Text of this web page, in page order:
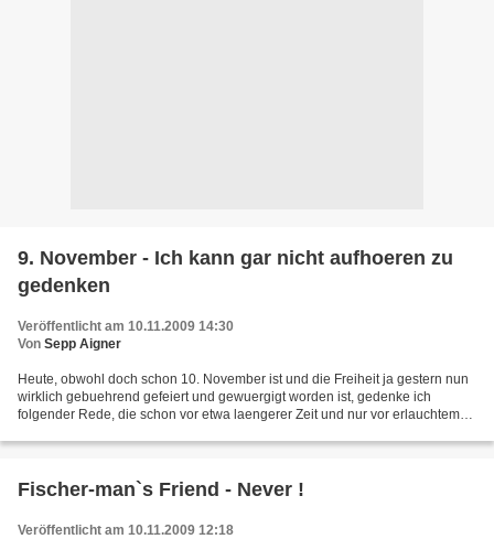
9. November - Ich kann gar nicht aufhoeren zu
gedenken
Veröffentlicht am 10.11.2009 14:30
Von Sepp Aigner
Heute, obwohl doch schon 10. November ist und die Freiheit ja gestern nun
wirklich gebuehrend gefeiert und gewuergigt worden ist, gedenke ich
folgender Rede, die schon vor etwa laengerer Zeit und nur vor erlauchtem
Fischer-man`s Friend - Never !
Veröffentlicht am 10.11.2009 12:18